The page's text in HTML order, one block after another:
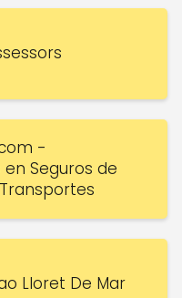
-
en Seguros de
Lloret De Mar